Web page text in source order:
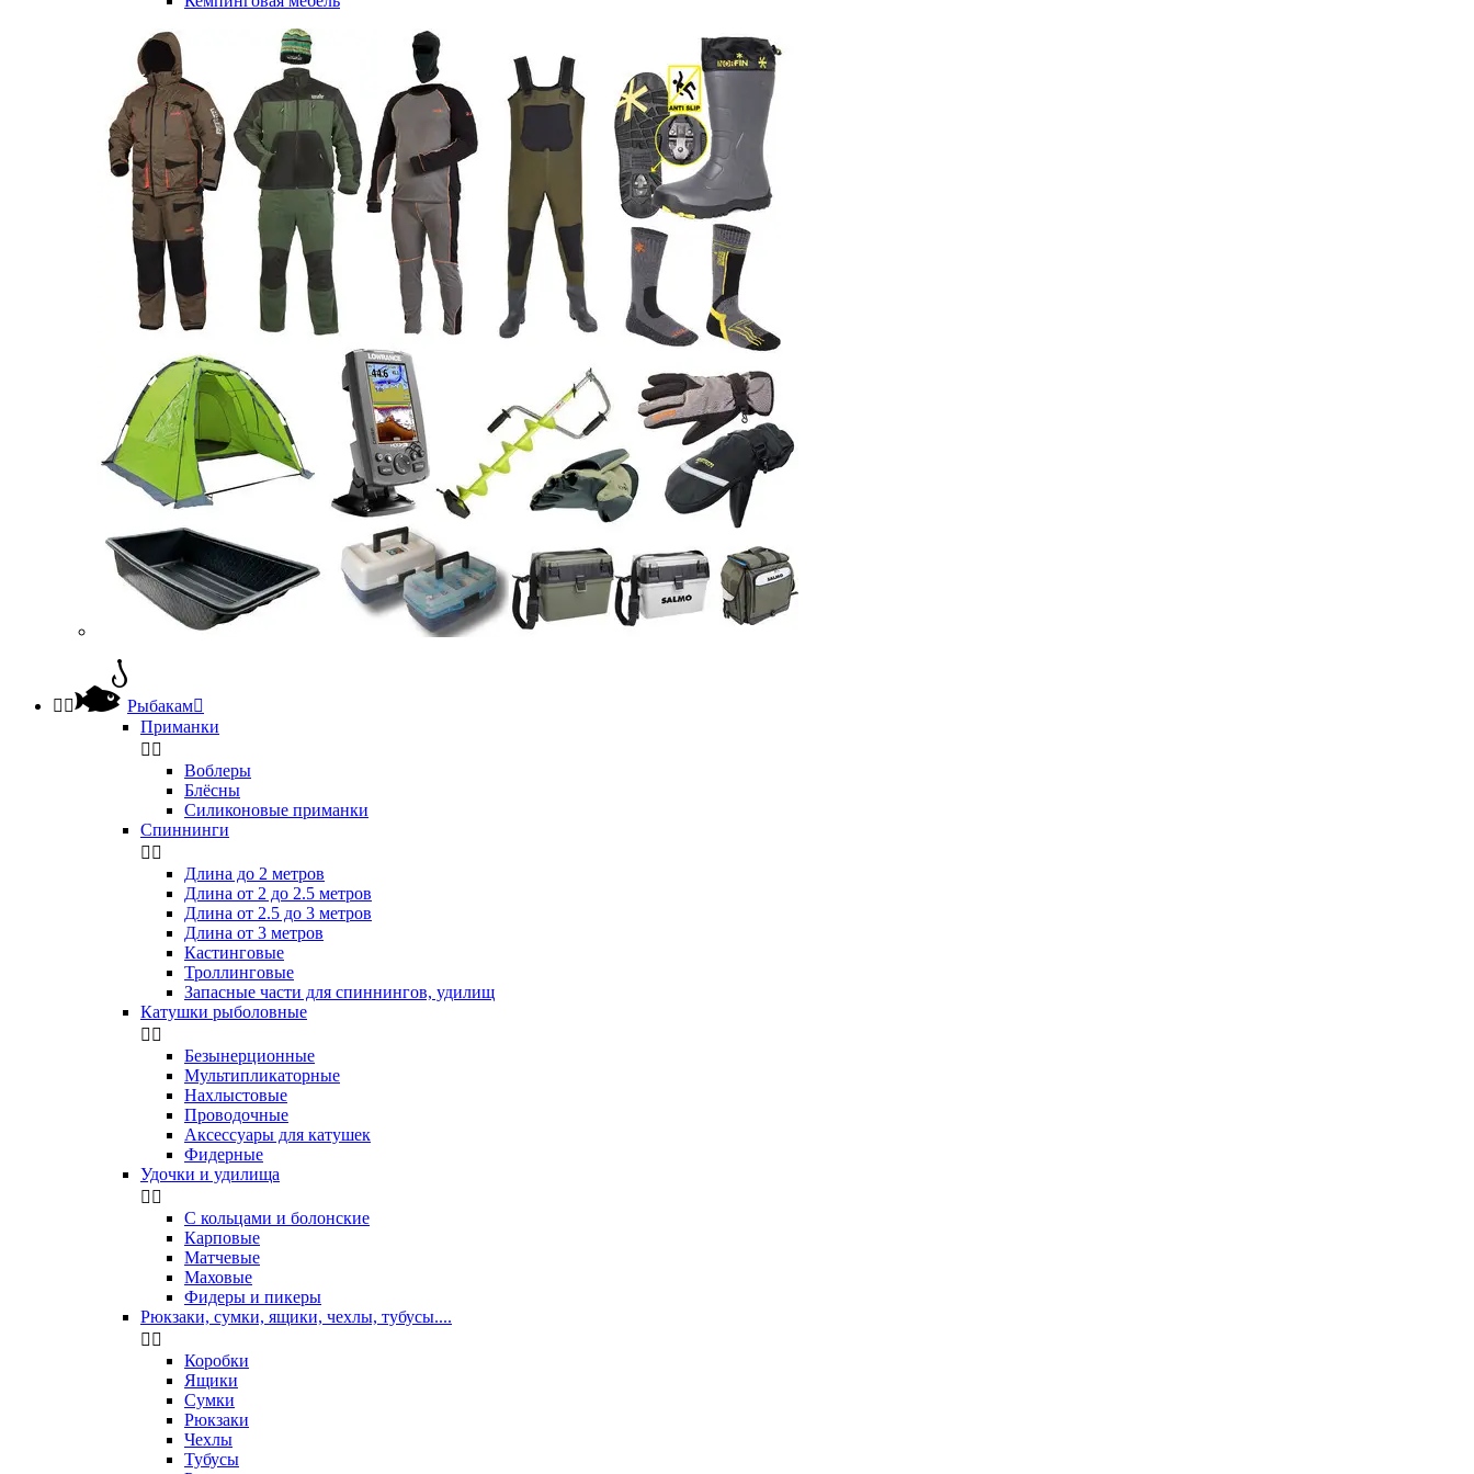
  Рыбакам
Приманки
 
Воблеры
Блёсны
Силиконовые приманки
Спиннинги
 
Длина до 2 метров
Длина от 2 до 2.5 метров
Длина от 2.5 до 3 метров
Длина от 3 метров
Кастинговые
Троллинговые
Запасные части для спиннингов, удилищ
Катушки рыболовные
 
Безынерционные
Мультипликаторные
Нахлыстовые
Проводочные
Аксессуары для катушек
Фидерные
Удочки и удилища
 
С кольцами и болонские
Карповые
Матчевые
Маховые
Фидеры и пикеры
Рюкзаки, сумки, ящики, чехлы, тубусы....
 
Коробки
Ящики
Сумки
Рюкзаки
Чехлы
Тубусы